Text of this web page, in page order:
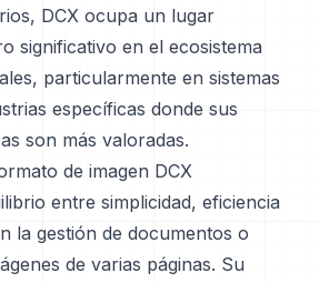
DCX ocupa un lugar
significativo en el ecosistema
particularmente en sistemas
específicas donde sus
son más valoradas.
de imagen DCX
entre simplicidad, eficiencia
la gestión de documentos o
de varias páginas. Su